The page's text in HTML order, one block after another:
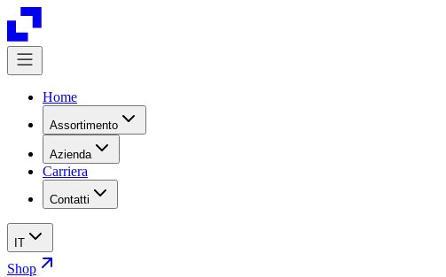
Home
Assortimento
Azienda
Carriera
Contatti
IT
Shop